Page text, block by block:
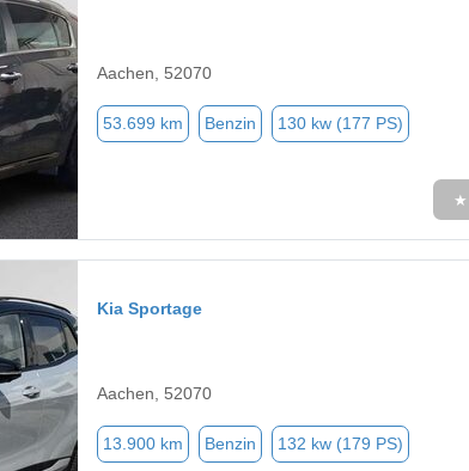
Aachen, 52070
53.699 km Benzin 130 kw (177 PS)
★
Kia Sportage
Aachen, 52070
13.900 km Benzin 132 kw (179 PS)